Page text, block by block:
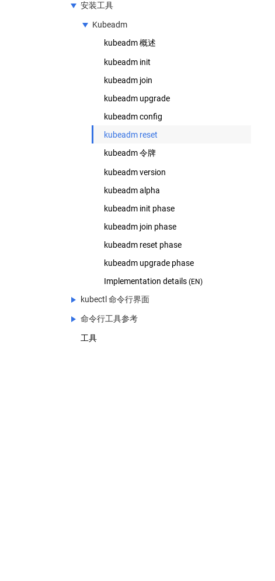
Kubernetes API Concepts
客户端库
Kubernetes Deprecation Policy
使用准入控制器
动态准入控制
授权概述
使用 RBAC 鉴权
使用 Node 鉴权
Webhook 模式
Kubernetes API 访问控制
使用 ABAC 鉴权
使用启动引导令牌（Bootstrap Tokens）
认证
管理 Service Accounts
API 参考
v1.17
知名标签（Label）、注解（Annotation）
安装工具
Kubeadm
kubeadm 概述
kubeadm init
kubeadm join
kubeadm upgrade
kubeadm config
kubeadm reset
kubeadm 令牌
kubeadm version
kubeadm alpha
kubeadm init phase
kubeadm join phase
kubeadm reset phase
kubeadm upgrade phase
Implementation details (EN)
kubectl 命令行界面
kubectl 命令行界面
kubectl 概述
命令行工具参考
命令行工具参考
工具